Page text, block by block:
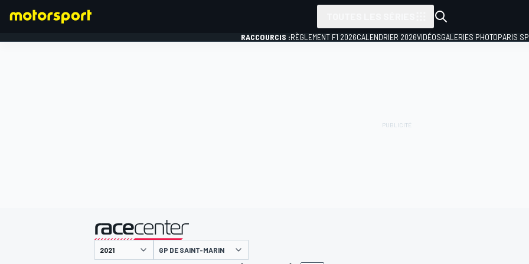
RACCOURCIS :RÈGLEMENT F1 2026CALENDRIER 2026VIDÉOSGALERIES PHOTOPARIS
présenté par
GP DE SAINT-MARIN